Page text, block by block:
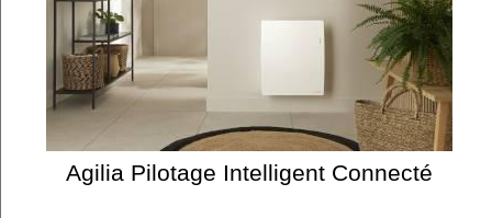
Agilia Pilotage Intelligent Connecté